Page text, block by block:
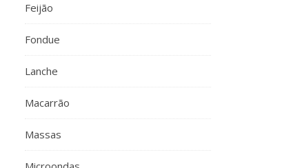
Feijão
Fondue
Lanche
Macarrão
Massas